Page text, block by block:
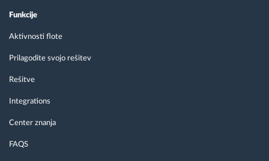
Funkcije
Aktivnosti flote
Prilagodite svojo rešitev
Rešitve
Integrations
Center znanja
FAQS